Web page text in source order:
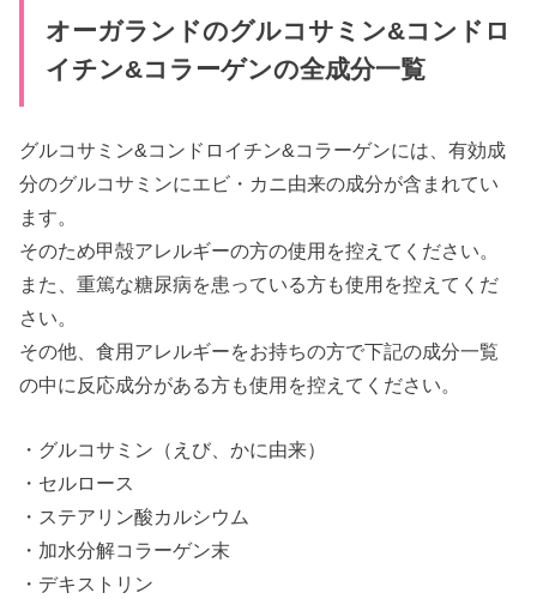
オーガランドのグルコサミン&コンドロ
イチン&コラーゲンの全成分一覧
グルコサミン&コンドロイチン&コラーゲンには、有効成
分のグルコサミンにエビ・カニ由来の成分が含まれてい
ます。
そのため甲殻アレルギーの方の使用を控えてください。
また、重篤な糖尿病を患っている方も使用を控えてくだ
さい。
その他、食用アレルギーをお持ちの方で下記の成分一覧
の中に反応成分がある方も使用を控えてください。
・グルコサミン（えび、かに由来）
・セルロース
・ステアリン酸カルシウム
・加水分解コラーゲン末
・デキストリン